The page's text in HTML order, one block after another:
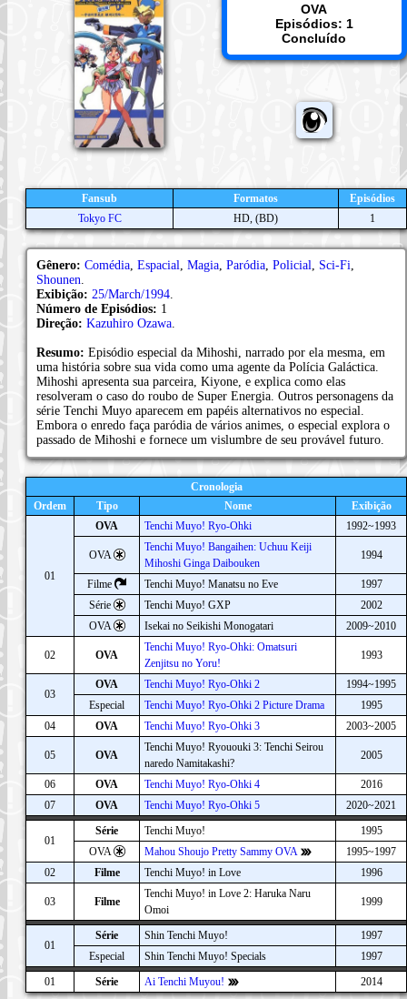
OVA
Episódios: 1
Concluído
Fansub Formatos
Episódios
Tokyo FC
HD, (BD) 1
Gênero: Comédia Espacial Magia Paródia Policial Sci-Fi
Shounen
Exibição: 25/March/1994
Número de Episódios: 1
Direção: Kazuhiro Ozawa
Resumo: Episódio especial da Mihoshi, narrado por ela mesma, em
uma história sobre sua vida como uma agente da Polícia Galáctica.
Mihoshi apresenta sua parceira, Kiyone, e explica como elas
resolveram o caso do roubo de Super Energia. Outros personagens da
série Tenchi Muyo aparecem em papéis alternativos no especial.
Embora o enredo faça paródia de vários animes, o especial explora o
passado de Mihoshi e fornece um vislumbre de seu provável futuro.
Cronologia
Ordem
Tipo Nome Exibição
01
OVA Tenchi Muyo! Ryo-Ohki 1992~1993
OVA
Tenchi Muyo! Bangaihen: Uchuu Keiji
Mihoshi Ginga Daibouken
1994
Filme Tenchi Muyo! Manatsu no Eve
1997
Série
Tenchi Muyo! GXP
2002
OVA
Isekai no Seikishi Monogatari 2009~2010
02 OVA
Tenchi Muyo! Ryo-Ohki: Omatsuri
Zenjitsu no Yoru!
1993
03
OVA Tenchi Muyo! Ryo-Ohki 2
1994~1995
Especial
Tenchi Muyo! Ryo-Ohki 2 Picture Drama
1995
04
OVA Tenchi Muyo! Ryo-Ohki 3 2003~2005
05 OVA
Tenchi Muyo! Ryououki 3: Tenchi Seirou
naredo Namitakashi?
2005
06 OVA Tenchi Muyo! Ryo-Ohki 4
2016
07
OVA Tenchi Muyo! Ryo-Ohki 5 2020~2021
01
Série Tenchi Muyo!
1995
OVA
Mahou Shoujo Pretty Sammy OVA
1995~1997
02
Filme Tenchi Muyo! in Love 1996
03 Filme
Tenchi Muyo! in Love 2: Haruka Naru
Omoi
1999
01
Série Shin Tenchi Muyo!
1997
Especial
Shin Tenchi Muyo! Specials
1997
01
Série Ai Tenchi Muyou! 2014